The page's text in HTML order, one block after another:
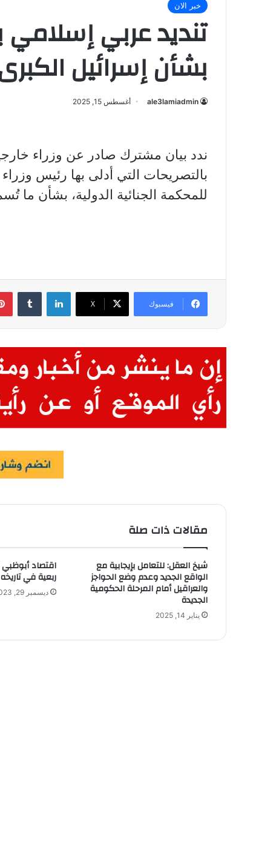
خبر الان
تنديد عربي إسلامي
بشأن إسرائيل
ale3lamiadmin أغسطس 15, 2025
بالتصريحات التي أدلى بها رئيس وزراء
للمحكمة الجنائية الدولية، بشأن ما
فيسبوك X
لينكدإن
مقالات ذات صلة
شيخ العقل: للتعامل بإيجابية مع
الواقع الجديد وعدم وضع الحواجز
والعراقيل أمام المرحلة الحكومية
الجديدة
يناير 14, 2025
اقتصاد
ربعية في تاريخه
ديسمبر 29, 2023